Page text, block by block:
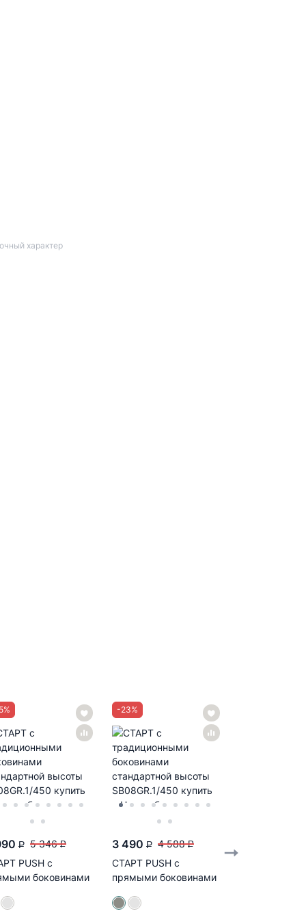
характер
%
P 5 346 P
PUSH с
боковинами
450...
-23%
3 490 P 4 588 P
СТАРТ PUSH с
прямыми боковинами